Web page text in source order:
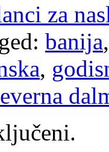
za
banija
,